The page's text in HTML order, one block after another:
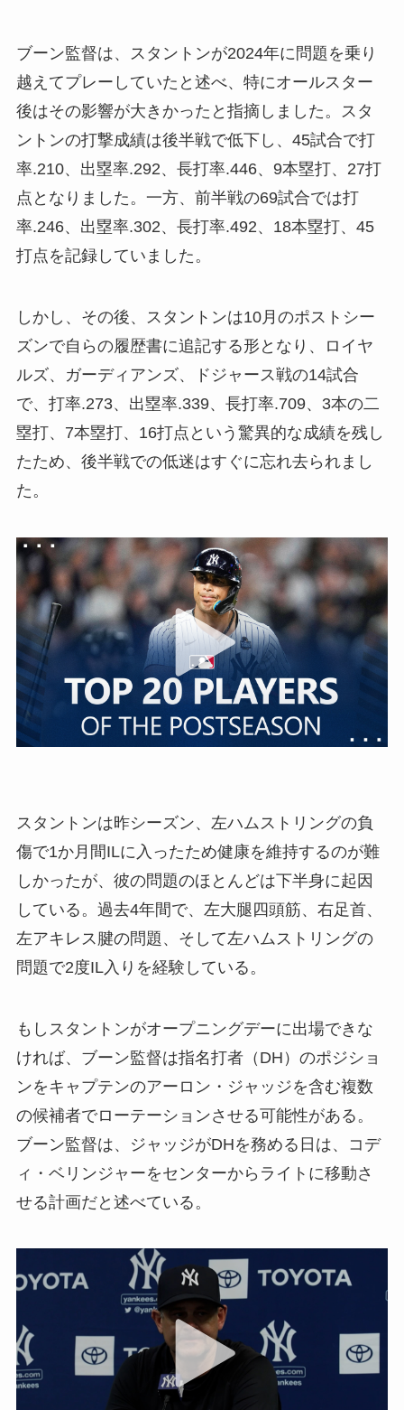
ブーン監督は、スタントンが2024年に問題を乗り
越えてプレーしていたと述べ、特にオールスター
後はその影響が大きかったと指摘しました。スタ
ントンの打撃成績は後半戦で低下し、45試合で打
率.210、出塁率.292、長打率.446、9本塁打、27打
点となりました。一方、前半戦の69試合では打
率.246、出塁率.302、長打率.492、18本塁打、45
打点を記録していました。
しかし、その後、スタントンは10月のポストシー
ズンで自らの履歴書に追記する形となり、ロイヤ
ルズ、ガーディアンズ、ドジャース戦の14試合
で、打率.273、出塁率.339、長打率.709、3本の二
塁打、7本塁打、16打点という驚異的な成績を残し
たため、後半戦での低迷はすぐに忘れ去られまし
た。
スタントンは昨シーズン、左ハムストリングの負
傷で1か月間ILに入ったため健康を維持するのが難
しかったが、彼の問題のほとんどは下半身に起因
している。過去4年間で、左大腿四頭筋、右足首、
左アキレス腱の問題、そして左ハムストリングの
問題で2度IL入りを経験している。
もしスタントンがオープニングデーに出場できな
ければ、ブーン監督は指名打者（DH）のポジショ
ンをキャプテンのアーロン・ジャッジを含む複数
の候補者でローテーションさせる可能性がある。
ブーン監督は、ジャッジがDHを務める日は、コデ
ィ・ベリンジャーをセンターからライトに移動さ
せる計画だと述べている。